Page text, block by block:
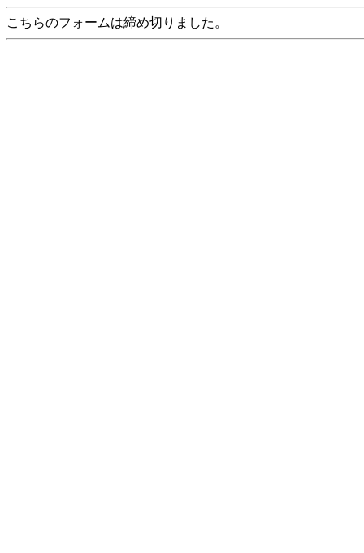
こちらのフォームは締め切りました。